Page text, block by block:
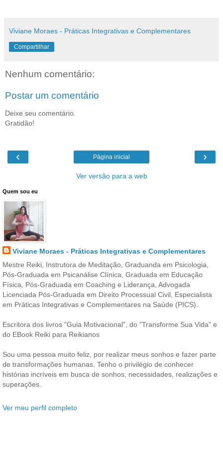
Viviane Moraes - Práticas Integrativas e Complementares
Compartilhar
Nenhum comentário:
Postar um comentário
Deixe seu comentário.
Gratidão!
‹ ›
Página inicial
Ver versão para a web
Quem sou eu
Viviane Moraes - Práticas Integrativas e Complementares
Mestre Reiki, Instrutora de Meditação, Graduanda em Psicologia,
Pós-Graduada em Psicanálise Clínica, Graduada em Educação
Física, Pós-Graduada em Coaching e Liderança, Advogada
Licenciada Pós-Graduada em Direito Processual Civil, Especialista
em Práticas Integrativas e Complementares na Saúde (PICS).
Escritora dos livros "Guia Motivacional", do "Transforme Sua Vida" e
do EBook Reiki para Reikianos
Sou uma pessoa muito feliz, por realizar meus sonhos e fazer parte
de transformações humanas. Tenho o privilégio de conhecer
histórias incríveis em busca de sonhos, necessidades, realizações e
superações.
Ver meu perfil completo